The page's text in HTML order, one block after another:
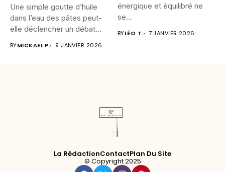
Une simple goutte d’huile
dans l’eau des pâtes peut-
elle déclencher un débat...
BYMICKAEL P. 9 JANVIER 2026
énergique et équilibré ne
se...
BYLÉO T. 7 JANVIER 2026
La RédactionContactPlan Du Site
© Copyright 2025